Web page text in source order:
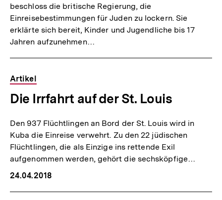
beschloss die britische Regierung, die
Einreisebestimmungen für Juden zu lockern. Sie
erklärte sich bereit, Kinder und Jugendliche bis 17
Jahren aufzunehmen…
Artikel
Die Irrfahrt auf der St. Louis
Den 937 Flüchtlingen an Bord der St. Louis wird in
Kuba die Einreise verwehrt. Zu den 22 jüdischen
Flüchtlingen, die als Einzige ins rettende Exil
aufgenommen werden, gehört die sechsköpfige…
24.04.2018